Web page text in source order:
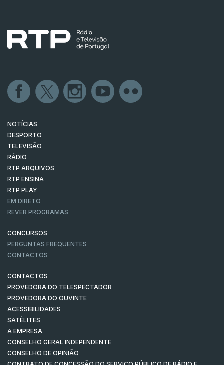
NOTÍCIAS
DESPORTO
TELEVISÃO
RÁDIO
RTP ARQUIVOS
RTP ENSINA
RTP PLAY
EM DIRETO
REVER PROGRAMAS
CONCURSOS
PERGUNTAS FREQUENTES
CONTACTOS
CONTACTOS
PROVEDORA DO TELESPECTADOR
PROVEDORA DO OUVINTE
ACESSIBILIDADES
SATÉLITES
A EMPRESA
CONSELHO GERAL INDEPENDENTE
CONSELHO DE OPINIÃO